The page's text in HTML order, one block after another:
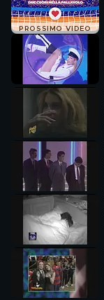
PROSSIMO VIDEO